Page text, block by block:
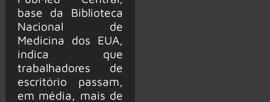
base da Biblioteca
Nacional de
Medicina dos EUA,
indica que
trabalhadores de
escritório passam,
em média, mais de